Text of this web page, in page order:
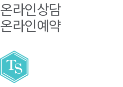
온라인상담
온라인예약